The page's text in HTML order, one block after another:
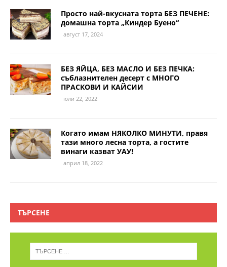
Просто най-вкусната торта БЕЗ ПЕЧЕНЕ:
домашна торта „Киндер Буено“
август 17, 2024
БЕЗ ЯЙЦА, БЕЗ МАСЛО И БЕЗ ПЕЧКА:
съблазнителен десерт с МНОГО
ПРАСКОВИ И КАЙСИИ
юли 22, 2022
Когато имам НЯКОЛКО МИНУТИ, правя
тази много лесна торта, а гостите
винаги казват УАУ!
април 18, 2022
ТЪРСЕНЕ